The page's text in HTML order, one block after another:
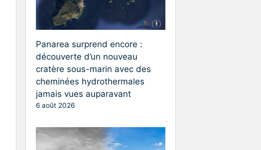
Panarea surprend encore :
découverte d’un nouveau
cratère sous-marin avec des
cheminées hydrothermales
jamais vues auparavant
6 août 2026